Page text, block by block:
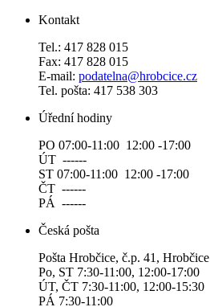
Kontakt
Tel.: 417 828 015
Fax: 417 828 015
E-mail: podatelna@hrobcice.cz
Tel. pošta: 417 538 303
Úřední hodiny
PO 07:00-11:00 12:00 -17:00
ÚT ------
ST 07:00-11:00 12:00 -17:00
ČT ------
PÁ ------
Česká pošta
Pošta Hrobčice, č.p. 41, Hrobčice
Po, ST 7:30-11:00, 12:00-17:00
ÚT, ČT 7:30-11:00, 12:00-15:30
PÁ 7:30-11:00